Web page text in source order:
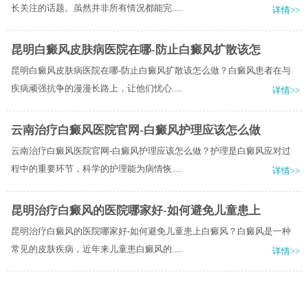
长关注的话题。虽然并非所有情况都能完.....
详情>>
昆明白癜风皮肤病医院在哪-防止白癜风扩散该怎
昆明白癜风皮肤病医院在哪-防止白癜风扩散该怎么做？白癜风患者在与
疾病顽强抗争的漫漫长路上，让他们忧心.....
详情>>
云南治疗白癜风医院官网-白癜风护理应该怎么做
云南治疗白癜风医院官网-白癜风护理应该怎么做？护理是白癜风应对过
程中的重要环节，科学的护理能为病情恢.....
详情>>
昆明治疗白癜风的医院哪家好-如何避免儿童患上
昆明治疗白癜风的医院哪家好-如何避免儿童患上白癜风？白癜风是一种
常见的皮肤疾病，近年来儿童患白癜风的.....
详情>>